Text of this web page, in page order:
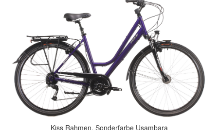
Kiss Rahmen, Sonderfarbe Usambara